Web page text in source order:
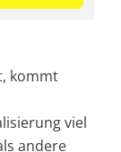
kommt
viel
andere